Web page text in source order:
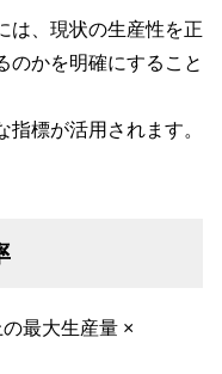
は、現状の生産性を正
のかを明確にすること
標が活用されます。
最大生産量 ×